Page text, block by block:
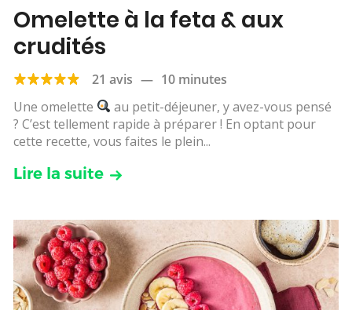
Omelette à la feta & aux
crudités
21 avis — 10 minutes
Une omelette
au petit-déjeuner, y avez-vous pensé
? C’est tellement rapide à préparer ! En optant pour
cette recette, vous faites le plein...
Lire la suite